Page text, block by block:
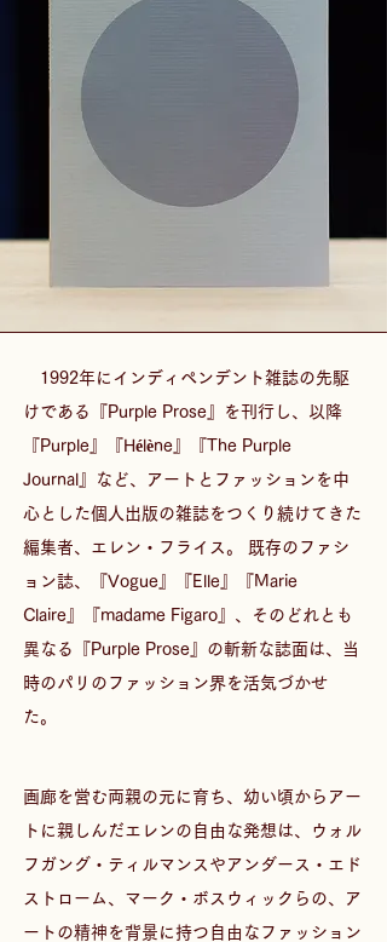
1992年にインディペンデント雑誌の先駆
けである『Purple Prose』を刊行し、以降
『Purple』『Hélène』『The Purple
Journal』など、アートとファッションを中
心とした個人出版の雑誌をつくり続けてきた
編集者、エレン・フライス。 既存のファシ
ョン誌、『Vogue』『Elle』『Marie
Claire』『madame Figaro』、そのどれとも
異なる『Purple Prose』の斬新な誌面は、当
時のパリのファッション界を活気づかせ
た。
画廊を営む両親の元に育ち、幼い頃からアー
トに親しんだエレンの自由な発想は、ウォル
フガング・ティルマンスやアンダース・エド
ストローム、マーク・ボスウィックらの、ア
ートの精神を背景に持つ自由なファッション